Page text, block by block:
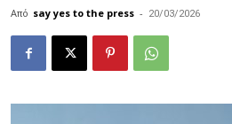
Από say yes to the press - 20/03/2026